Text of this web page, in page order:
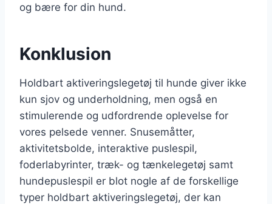
og bære for din hund.
Konklusion
Holdbart aktiveringslegetøj til hunde giver ikke
kun sjov og underholdning, men også en
stimulerende og udfordrende oplevelse for
vores pelsede venner. Snusemåtter,
aktivitetsbolde, interaktive puslespil,
foderlabyrinter, træk- og tænkelegetøj samt
hundepuslespil er blot nogle af de forskellige
typer holdbart aktiveringslegetøj, der kan